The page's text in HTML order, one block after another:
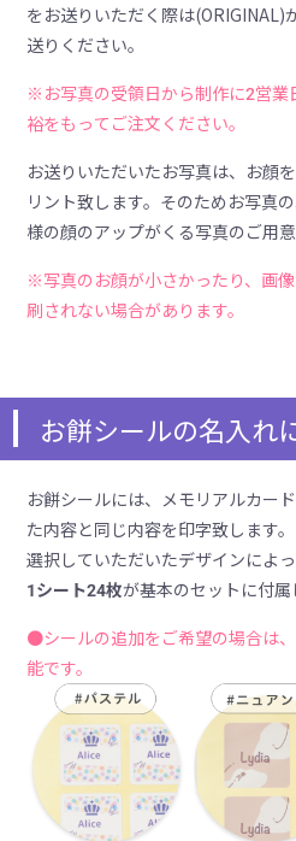
をお送りいただく際は(ORIGINAL)
送りください。
※お写真の受領日から制作に2営業
裕をもってご注文ください。
お送りいただいたお写真は、お顔
リント致します。そのためお写真
様の顔のアップがくる写真のご用
※写真のお顔が小さかったり、画
刷されない場合があります。
お餅シールの名入れ
お餅シールには、メモリアルカー
た内容と同じ内容を印字致します。
選択していただいたデザインによ
1シート24枚が基本のセットに付属
●シールの追加をご希望の場合は
能です。